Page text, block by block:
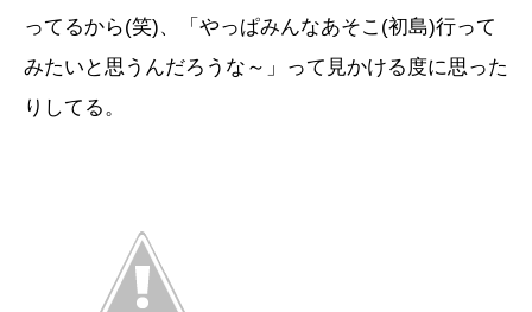
ってるから(笑)、「やっぱみんなあそこ(初島)行って
みたいと思うんだろうな～」って見かける度に思った
りしてる。